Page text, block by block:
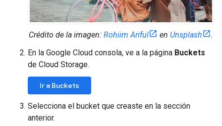
Crédito de la imagen: Rohiim Ariful en Unsplash
.
En la Google Cloud consola, ve a la página Buckets
de Cloud Storage.
Ir a Buckets
Selecciona el bucket que creaste en la sección
anterior.